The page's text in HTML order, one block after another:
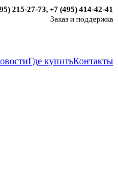
215-27-73, +7 (495) 414-42-41
Заказ и поддержка
Где купитьКонтакты